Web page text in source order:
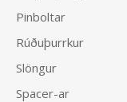
Pinboltar
Rúðuþurrkur
Slöngur
Spacer-ar